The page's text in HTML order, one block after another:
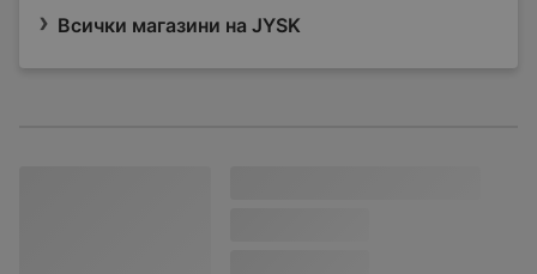
Всички магазини на JYSK